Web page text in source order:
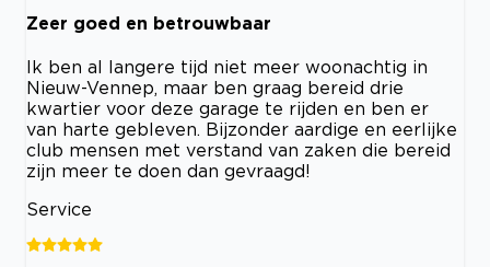
Zeer goed en betrouwbaar
Ik ben al langere tijd niet meer woonachtig in
Nieuw-Vennep, maar ben graag bereid drie
kwartier voor deze garage te rijden en ben er
van harte gebleven. Bijzonder aardige en eerlijke
club mensen met verstand van zaken die bereid
zijn meer te doen dan gevraagd!
Service